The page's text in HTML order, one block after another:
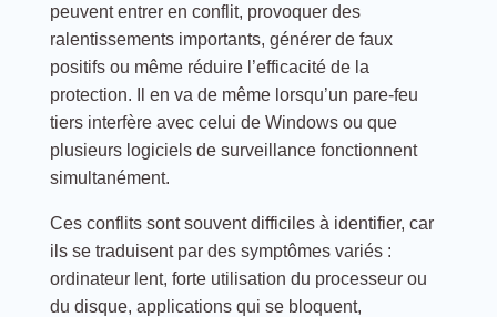
peuvent entrer en conflit, provoquer des
ralentissements importants, générer de faux
positifs ou même réduire l’efficacité de la
protection. Il en va de même lorsqu’un pare-feu
tiers interfère avec celui de Windows ou que
plusieurs logiciels de surveillance fonctionnent
simultanément.
Ces conflits sont souvent difficiles à identifier, car
ils se traduisent par des symptômes variés :
ordinateur lent, forte utilisation du processeur ou
du disque, applications qui se bloquent,